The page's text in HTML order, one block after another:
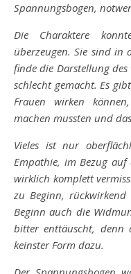
Spannungsbogen,
Die Charaktere
überzeugen. Sie sind in
finde die Darstellung des
schlecht gemacht. Es
Frauen wirken
machen mussten und
Vieles ist nur
Empathie, im Bezug
wirklich komplett
zu Beginn,
Beginn auch die
bitter enttäuscht, denn
keinster Form dazu.